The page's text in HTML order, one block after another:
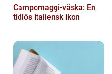
Campomaggi-väska: En
tidlös italiensk ikon